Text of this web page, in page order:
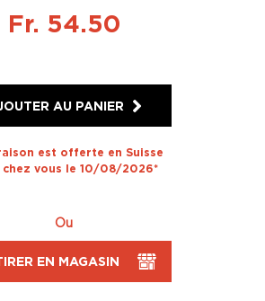
Fr. 54.50
AU PANIER
est offerte en Suisse
chez vous le 10/08/2026*
Ou
EN MAGASIN